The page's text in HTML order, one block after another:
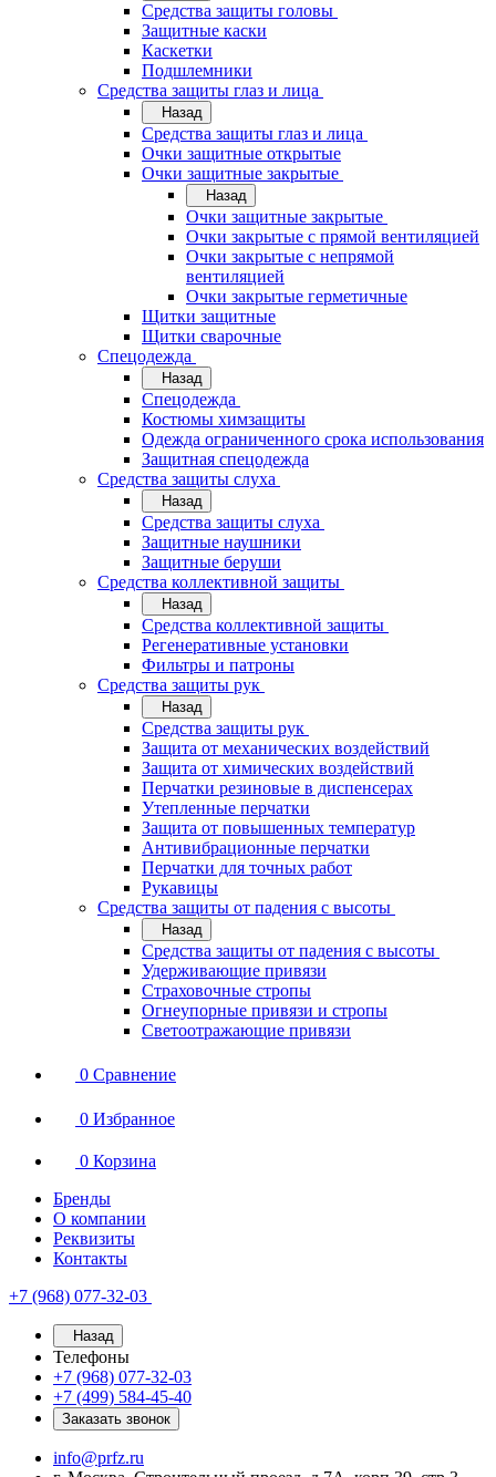
Средства защиты головы
Защитные каски
Каскетки
Подшлемники
Средства защиты глаз и лица
Назад
Средства защиты глаз и лица
Очки защитные открытые
Очки защитные закрытые
Назад
Очки защитные закрытые
Очки закрытые с прямой вентиляцией
Очки закрытые с непрямой
вентиляцией
Очки закрытые герметичные
Щитки защитные
Щитки сварочные
Спецодежда
Назад
Спецодежда
Костюмы химзащиты
Одежда ограниченного срока использования
Защитная спецодежда
Средства защиты слуха
Назад
Средства защиты слуха
Защитные наушники
Защитные беруши
Средства коллективной защиты
Назад
Средства коллективной защиты
Регенеративные установки
Фильтры и патроны
Средства защиты рук
Назад
Средства защиты рук
Защита от механических воздействий
Защита от химических воздействий
Перчатки резиновые в диспенсерах
Утепленные перчатки
Защита от повышенных температур
Антивибрационные перчатки
Перчатки для точных работ
Рукавицы
Средства защиты от падения с высоты
Назад
Средства защиты от падения с высоты
Удерживающие привязи
Страховочные стропы
Огнеупорные привязи и стропы
Светоотражающие привязи
0 Сравнение
0 Избранное
0 Корзина
Бренды
О компании
Реквизиты
Контакты
+7 (968) 077-32-03
Назад
Телефоны
+7 (968) 077-32-03
+7 (499) 584-45-40
Заказать звонок
info@prfz.ru